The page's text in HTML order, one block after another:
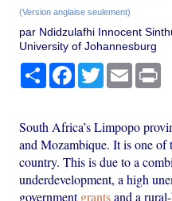
(Version anglaise seulement)
par Ndidzulafhi Innocent
University of Johannesburg
PartagerFacebook
TwitterEmail
South Africa’s Limpopo
and Mozambique. It is one of
country. This is due to a
underdevelopment, a high
governmentgrantsand a